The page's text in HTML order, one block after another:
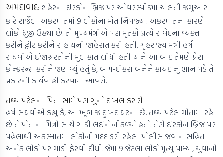
અમદાવાદ: શહેરના ઈસ્કોન બ્રિજ પર ઓવરસ્પીડમાં ચાલતી જગુઆર
કારે સર્જેલા અકસ્માતમાં 9 લોકોના મોત નિપજ્યા. અકસ્માતના કારણે
લોકો ધ્રુજી ઉઠ્યા છે. તો મુખ્યમંત્રીએ પણ મૃતકો પ્રત્યે સંવેદના વ્યક્ત
કરીને ટ્વીટ કરીને સહાયની જાહેરાત કરી હતી. ગૃહરાજ્ય મંત્રી હર્ષ
સંઘવીએ ઈજાગ્રસ્તોની મુલાકાત લીધી હતી અને આ બાદ તેમણે પ્રેસ
કોન્ફરન્સ કરીને જણાવ્યું હતું કે, બાપ-દીકરા બંનેને કાયદાનું ભાન પડે તે
પ્રકારની કાર્યવાહી કરવામાં આવશે.
તથ્ય પટેલના પિતા સામે પણ ગુનો દાખલ કરાશે
હર્ષ સંઘવીએ કહ્યું કે, આ ખૂબ જ દુઃખદ ઘટના છે. તથ્ય પટેલ ગોતામાં રહે
છે તે પોતાના મિત્રો સાથે ગાડી લઈને નીકળ્યો હતો. તેણે ઈસ્કોન બ્રિજ પર
પહેલાથી અકસ્માતમાં લોકોની મદદ કરી રહેલા પોલીસ જવાન સહિત
અનેક લોકો પર ગાડી ફેરવી દીધી. જેમાં 9 જેટલા લોકો મૃત્યુ પામ્યા, યુવાનો